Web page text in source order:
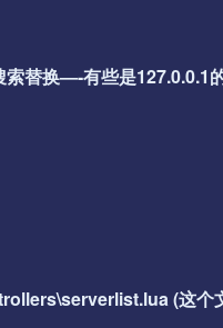
索替换—-有些是
(这个